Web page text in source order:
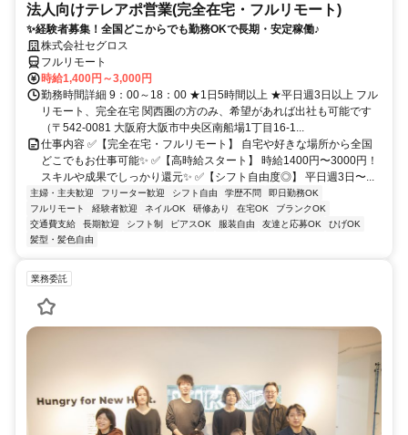
法人向けテレアポ営業(完全在宅・フルリモート)
✨経験者募集！全国どこからでも勤務OKで長期・安定稼働♪
株式会社セグロス
フルリモート
時給1,400円～3,000円
勤務時間詳細 9：00～18：00 ★1日5時間以上 ★平日週3日以上 フル
リモート、完全在宅 関西圏の方のみ、希望があれば出社も可能です
（〒542-0081 大阪府大阪市中央区南船場1丁目16-1...
仕事内容 ✅【完全在宅・フルリモート】 自宅や好きな場所から全国
どこでもお仕事可能✨ ✅【高時給スタート】 時給1400円〜3000円！
スキルや成果でしっかり還元✨ ✅【シフト自由度◎】 平日週3日〜...
主婦・主夫歓迎 フリーター歓迎 シフト自由 学歴不問
即日勤務OK
フルリモート
経験者歓迎 ネイルOK 研修あり 在宅OK
ブランクOK
交通費支給
長期歓迎 シフト制 ピアスOK 服装自由 友達と応募OK
ひげOK
髪型・髪色自由
業務委託